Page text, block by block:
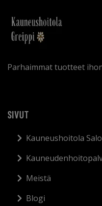
Parhaimmat tuotteet
SIVUT
Kauneushoitola Salo
Meistä
Blogi